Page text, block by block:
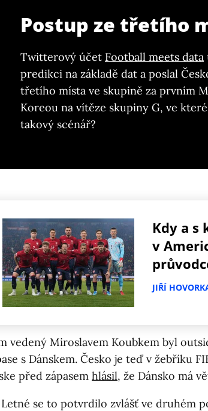
Postup ze třetího
Twitterový účet Football meets data
predikci na základě dat a poslal
třetího místa ve skupině za prvním
Koreou na vítěze skupiny G, ve
takový scénář?
Kdy a s
v
JIŘÍ
vedený Miroslavem Koubkem byl
s Dánskem. Česko je teď v žebříku
před zápasem hlásil, že Dánsko má
Letné se to potvrdilo zvlášť ve druhém